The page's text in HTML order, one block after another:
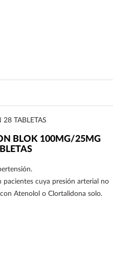
TABLETAS
BLOK 100MG/25MG
cuya presión arterial no
Atenolol o Clortalidona solo.